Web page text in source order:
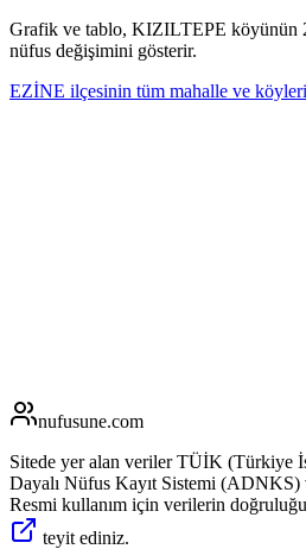
Grafik ve tablo, KIZILTEPE köyünün
nüfus değişimini gösterir.
EZİNE ilçesinin tüm mahalle ve
nufusune.com
Sitede yer alan veriler TÜİK (Türkiye
Dayalı Nüfus Kayıt Sistemi (ADNKS)
Resmi kullanım için verilerin
teyit ediniz.